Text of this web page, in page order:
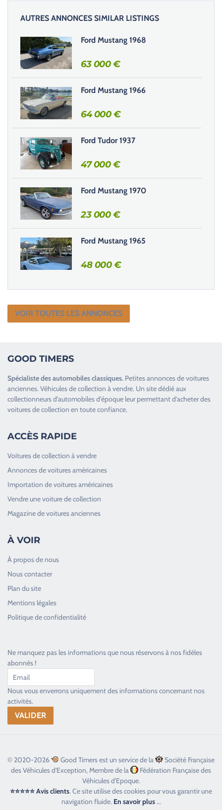
AUTRES ANNONCES SIMILAR LISTINGS
Ford Mustang 1968
63 000€
Ford Mustang 1966
64 000€
Ford Tudor 1937
47 000€
Ford Mustang 1970
23 000€
Ford Mustang 1965
48 000€
VOIR TOUTES LES ANNONCES
GOOD TIMERS
Spécialiste desautomobiles classiques. Petites annonces devoitures
anciennes.Véhicules de collection à vendre. Un site dédié aux
collectionneurs d’automobiles d’époque leur permettant d’acheter des
voitures de collection en toute confiance.
ACCÈS RAPIDE
Voitures de collection à vendre
Annonces de voitures américaines
Importation de voitures américaines
Vendre une voiture de collection
Magazine de voitures anciennes
À VOIR
À propos de nous
Nous contacter
Plan du site
Mentions légales
Politique de confidentialité
Ne manquez pas les informations que nous réservons à nos fidèles
abonnés !
Nous vous enverrons uniquement des informations concernant nos
activités.
© 2020-2026 Good Timers est un service de la
Société Française
des Véhicules d'Exception, Membre de la
Fédération Française des
Véhicules d'Epoque.
⭐⭐⭐⭐⭐ Avis clients. Ce site utilise des cookies pour vous garantir une
navigation fluide. En savoir plus...
Toujours heureux d'aider les passionnés